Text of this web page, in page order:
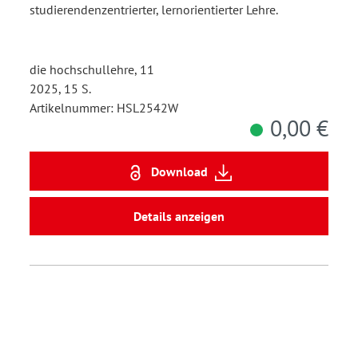
studierendenzentrierter, lernorientierter Lehre.
die hochschullehre, 11
2025, 15 S.
Artikelnummer: HSL2542W
0,00 €
Download
Details anzeigen